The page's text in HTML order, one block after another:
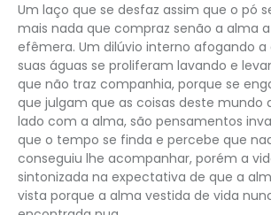
Um laço que se desfaz assim que o pó
mais nada que compraz senão a alma
efêmera. Um dilúvio interno afogando a
suas águas se proliferam lavando e
que não traz companhia, porque se
que julgam que as coisas deste mundo
lado com a alma, são pensamentos
que o tempo se finda e percebe que
conseguiu lhe acompanhar, porém a
sintonizada na expectativa de que a
vista porque a alma vestida de vida